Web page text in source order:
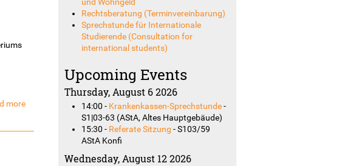
moreabout
und Wohngeld
Rechtsberatung (Terminvereinbarung)
Sprechstunde für Internationale
Studierende (Consultation for
international students)
Upcoming Events
Thursday, August 6 2026
14:00 - Krankenkassen-Sprechstunde -
S1|03-63 (AStA, Altes Hauptgebäude)
15:30 - Referate Sitzung -S103/59
AStA Konfi
Wednesday, August 12 2026